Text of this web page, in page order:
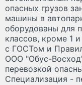
опасных грузов
машины в
оборудованы для
классов, кроме 1
с ГОСТом и
ООО "Обус-
перевозкой
Специализация -